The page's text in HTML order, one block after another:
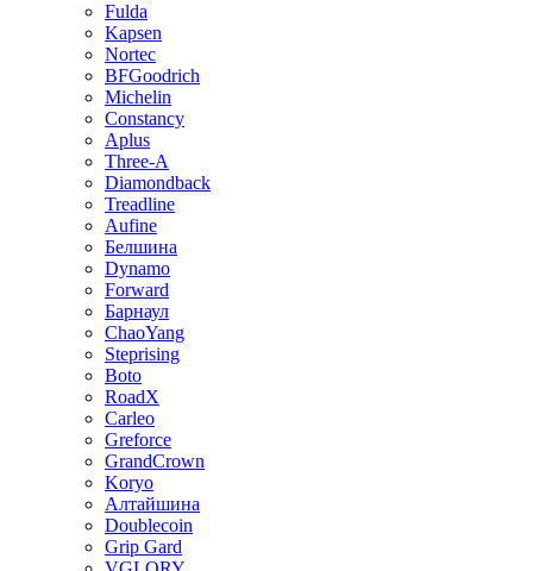
Fulda
Kapsen
Nortec
BFGoodrich
Michelin
Constancy
Aplus
Three-A
Diamondback
Treadline
Aufine
Белшина
Dynamo
Forward
Барнаул
ChaoYang
Steprising
Boto
RoadX
Carleo
Greforce
GrandCrown
Koryo
Алтайшина
Doublecoin
Grip Gard